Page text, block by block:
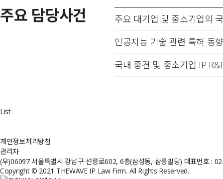
주요 담당사건
주요 대기업 및 중소기업의
인공지능 기술 관련 특허 동
국내 중견 및 중소기업 IP
List
개인정보처리방침
관리자
(우)06097 서울특별시 강남구 선릉로602, 6층(삼성동, 삼릉빌딩) 대표번호 :
Copyright © 2021 THEWAVE IP Law Firm. All Rights Reserved.